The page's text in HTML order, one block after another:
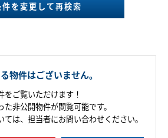
件を変更して再検索
物件はございません。
ご覧いただけます！
非公開物件が閲覧可能です。
は、担当者にお問い合わせください。